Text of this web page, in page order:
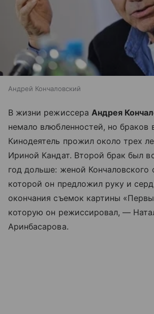
Андрей Кончаловский
В жизни режиссера Андрея
немало влюбленностей, но браков
Кинодеятель прожил около трех
Ириной Кандат. Второй брак был
год дольше: женой Кончаловского
которой он предложил руку и
окончания съемок картины
которую он режиссировал, —
Аринбасарова.